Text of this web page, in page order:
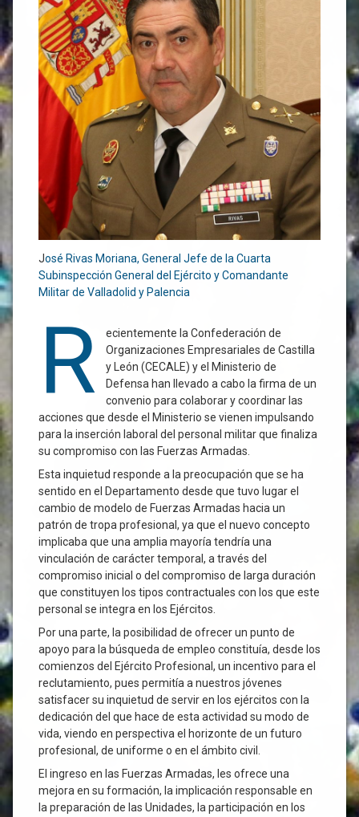
José Rivas Moriana, General Jefe de la Cuarta
Subinspección General del Ejército y Comandante
Militar de Valladolid y Palencia
R
ecientemente la Confederación de
Organizaciones Empresariales de Castilla
y León (CECALE) y el Ministerio de
Defensa han llevado a cabo la firma de un
convenio para colaborar y coordinar las
acciones que desde el Ministerio se vienen impulsando
para la inserción laboral del personal militar que finaliza
su compromiso con las Fuerzas Armadas.
Esta inquietud responde a la preocupación que se ha
sentido en el Departamento desde que tuvo lugar el
cambio de modelo de Fuerzas Armadas hacia un
patrón de tropa profesional, ya que el nuevo concepto
implicaba que una amplia mayoría tendría una
vinculación de carácter temporal, a través del
compromiso inicial o del compromiso de larga duración
que constituyen los tipos contractuales con los que este
personal se integra en los Ejércitos.
Por una parte, la posibilidad de ofrecer un punto de
apoyo para la búsqueda de empleo constituía, desde los
comienzos del Ejército Profesional, un incentivo para el
reclutamiento, pues permitía a nuestros jóvenes
satisfacer su inquietud de servir en los ejércitos con la
dedicación del que hace de esta actividad su modo de
vida, viendo en perspectiva el horizonte de un futuro
profesional, de uniforme o en el ámbito civil.
El ingreso en las Fuerzas Armadas, les ofrece una
mejora en su formación, la implicación responsable en
la preparación de las Unidades, la participación en los